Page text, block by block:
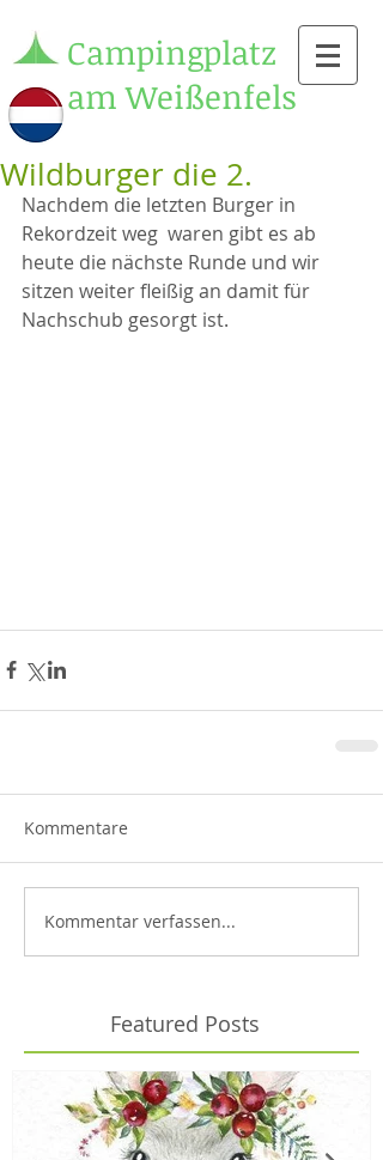
Campingplatz
am Weißenfels
Wildburger die 2.
Nachdem die letzten Burger in
Rekordzeit weg  waren gibt es ab
heute die nächste Runde und wir
sitzen weiter fleißig an damit für
Nachschub gesorgt ist.
Kommentare
Kommentar verfassen...
Featured Posts